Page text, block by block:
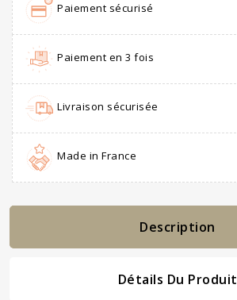
Paiement sécurisé
Paiement en 3 fois
Livraison sécurisée
Made in France
Description
Détails Du Produit